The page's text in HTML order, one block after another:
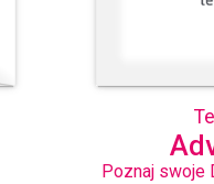
Poznaj swoje